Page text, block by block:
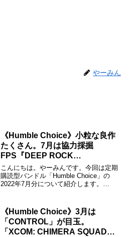
やーみん
《Humble Choice》小粒な良作
たくさん。7月は協力採掘
FPS『DEEP ROCK
GALACTIC』が目玉
こんにちは。やーみんです。今回は定期
購読型バンドル「Humble Choice」の
2022年7月分について紹介します。
下記のページで詳しく説明しているので
購...
《Humble Choice》3月は
「CONTROL」が目玉。
「XCOM: CHIMERA SQUAD」